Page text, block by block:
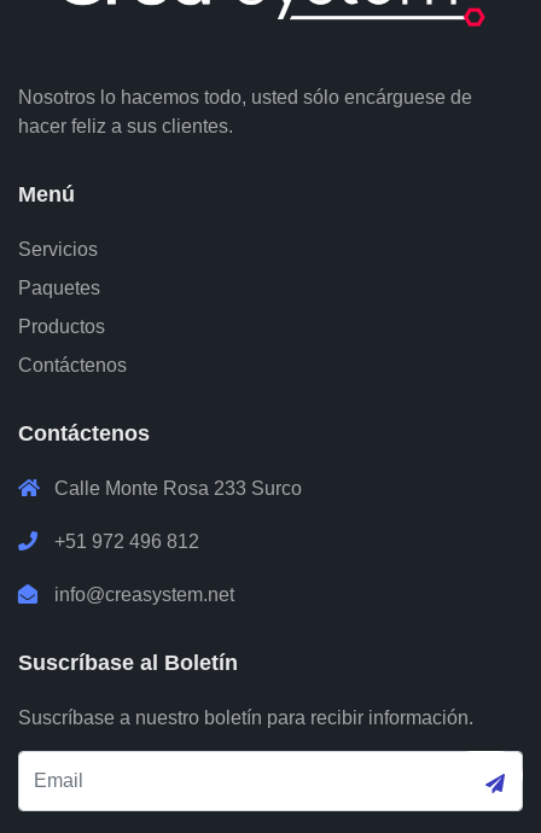
Nosotros lo hacemos todo, usted sólo encárguese de
hacer feliz a sus clientes.
Menú
Servicios
Paquetes
Productos
Contáctenos
Contáctenos
Calle Monte Rosa 233 Surco
+51 972 496 812
info@creasystem.net
Suscríbase al Boletín
Suscríbase a nuestro boletín para recibir información.